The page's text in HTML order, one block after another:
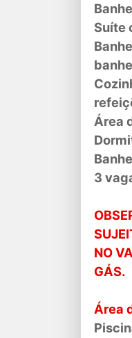
Suíte
Área
3
NO
GÁS.
Área